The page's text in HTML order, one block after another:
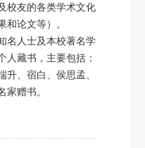
校友的各类学术文化
和论文等）。
名人士及本校著名学
人藏书，主要包括：
升、宿白、侯思孟、
家赠书。